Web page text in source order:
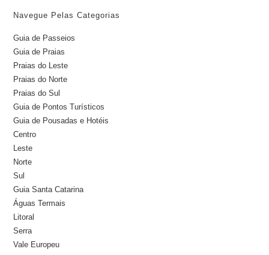
Navegue Pelas Categorias
Guia de Passeios
Guia de Praias
Praias do Leste
Praias do Norte
Praias do Sul
Guia de Pontos Turísticos
Guia de Pousadas e Hotéis
Centro
Leste
Norte
Sul
Guia Santa Catarina
Águas Termais
Litoral
Serra
Vale Europeu